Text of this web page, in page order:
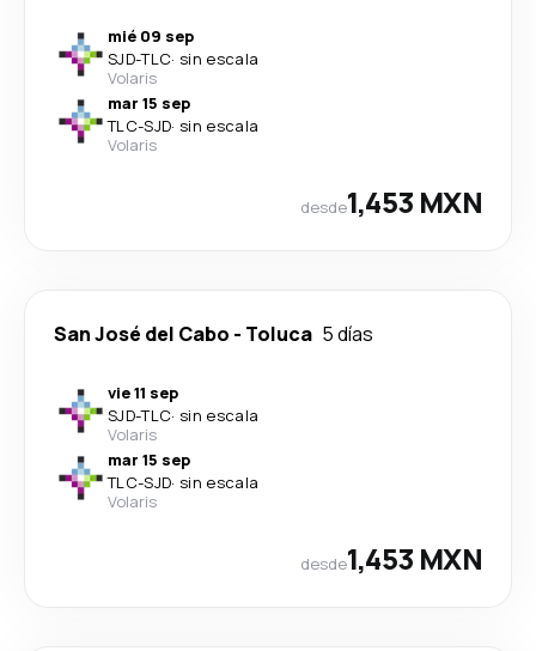
mié 09 sep
SJD-TLC· sin escala
Volaris
mar 15 sep
TLC-SJD· sin escala
Volaris
desde1,453 MXN
San José del Cabo - Toluca 5 días
vie 11 sep
SJD-TLC· sin escala
Volaris
mar 15 sep
TLC-SJD· sin escala
Volaris
desde1,453 MXN